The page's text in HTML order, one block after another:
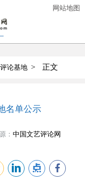
网站地图
论基地 > 正文
名单公示
： 中国文艺评论网